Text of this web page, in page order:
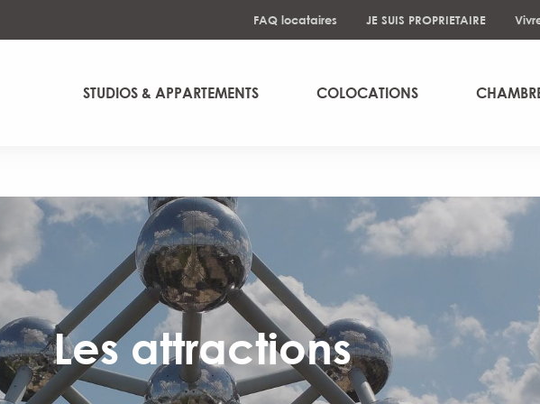
FAQ locataires JE SUIS PROPRIETAIRE
STUDIOS & APPARTEMENTS COLOCATIONS
Les attractions